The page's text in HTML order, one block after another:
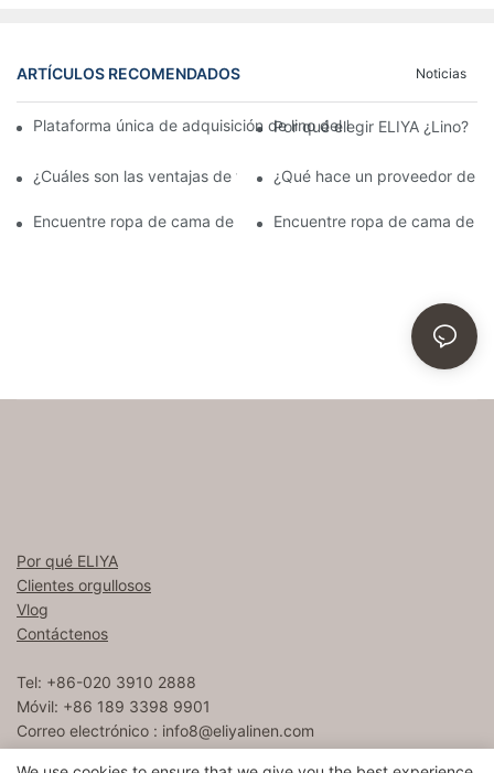
ARTÍCULOS RECOMENDADOS Noticias
Plataforma única de adquisición de lino del hotel, ahorrar
Por qué elegir ELIYA ¿Lino?
¿Cuáles son las ventajas de trabajar con un proveedor de ropa
¿Qué hace un proveedor de
Encuentre ropa de cama de hotel de alta calidad de un
Encuentre ropa de cama de
Por qué ELIYA
Clientes orgullosos
Vlog
Contáctenos
Tel: +86-020 3910 2888
Móvil: +86 189 3398 9901
Correo electrónico : info8@eliyalinen.com